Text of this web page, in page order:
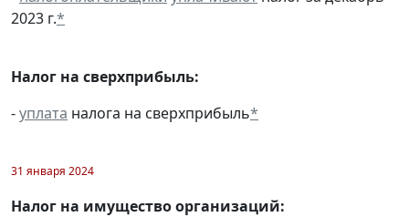
2023 г.*
Налог на сверхприбыль:
-уплата налога на сверхприбыль*
31 января 2024
Налог на имущество организаций: